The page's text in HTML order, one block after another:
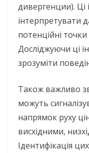
дивергенции).
інтерпретувати
потенційні
Досліджуючи ці
зрозуміти
Також важливо
можуть
напрямок руху
висхідними,
Ідентифікація